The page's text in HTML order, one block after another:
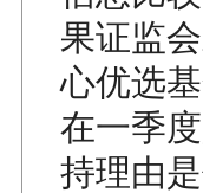
果证监
心优选
在一季
持理由